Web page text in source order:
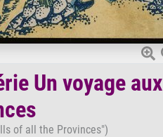
Un voyage aux
of all the Provinces")